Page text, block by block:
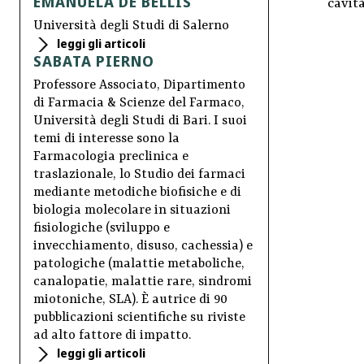
Università degli Studi di Salerno
leggi gli articoli
SABATA PIERNO
Professore Associato, Dipartimento
di Farmacia & Scienze del Farmaco,
Università degli Studi di Bari. I suoi
temi di interesse sono la
Farmacologia preclinica e
traslazionale, lo Studio dei farmaci
mediante metodiche biofisiche e di
biologia molecolare in situazioni
fisiologiche (sviluppo e
invecchiamento, disuso, cachessia) e
patologiche (malattie metaboliche,
canalopatie, malattie rare, sindromi
miotoniche, SLA). È autrice di 90
pubblicazioni scientifiche su riviste
ad alto fattore di impatto.
leggi gli articoli